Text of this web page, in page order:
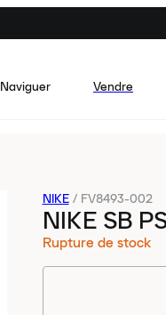
Naviguer Vendre
NIKE / FV8493-002
NIKE SB
Rupture de stock